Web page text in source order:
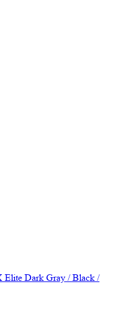
Elite Dark Gray / Black /